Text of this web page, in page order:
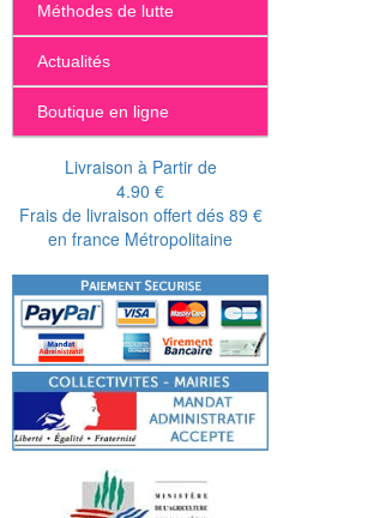
Méthodes de lutte
Actualités
Boutique en ligne
Livraison à Partir de
4.90 €
Frais de livraison offert dés 89 €
en france Métropolitaine